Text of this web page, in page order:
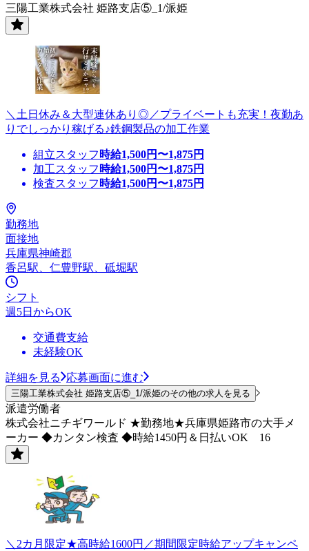
三陽工業株式会社 姫路支店⑤_1/派姫
＼土日休み＆大型連休あり◎／プライベートも充実！夜勤あ
りでしっかり稼げる♪鉄鋼製品の加工作業
組立スタッフ 時給1,500円〜1,875円
加工スタッフ 時給1,500円〜1,875円
検査スタッフ 時給1,500円〜1,875円
勤務地
面接地
兵庫県神崎郡
香呂駅、仁豊野駅、砥堀駅
シフト
週5日からOK
交通費支給
未経験OK
詳細を見る 応募画面に進む
三陽工業株式会社 姫路支店⑤_1/派姫のその他の求人を見る
派遣労働者
株式会社ニチギワールド ★勤務地★兵庫県姫路市の大手メ
ーカー ◆カンタン検査 ◆時給1450円＆日払いOK 16
＼2カ月限定★高時給1600円／期間限定時給アップキャンペ